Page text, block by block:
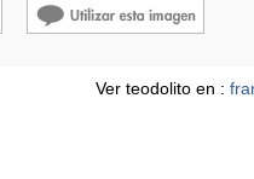
Ver teodolito en :